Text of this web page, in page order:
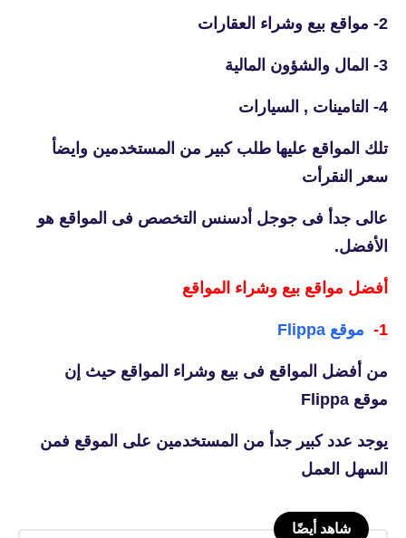
2- مواقع بيع وشراء العقارات
3- المال والشؤون المالية
4- التامينات , السيارات
تلك المواقع عليها طلب كبير من المستخدمين وايضأ
سعر النقرأت
عالى جدأ فى جوجل أدسنس التخصص فى المواقع هو
الأفضل.
أفضل مواقع بيع وشراء المواقع
1- موقع Flippa
من أفضل المواقع فى بيع وشراء المواقع حيث إن
موقع Flippa
يوجد عدد كبير جدأ من المستخدمين على الموقع فمن
السهل العمل
شاهد أيضًا